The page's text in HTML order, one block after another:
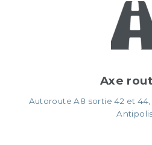
Axe
Autoroute A8 sortie 42 et